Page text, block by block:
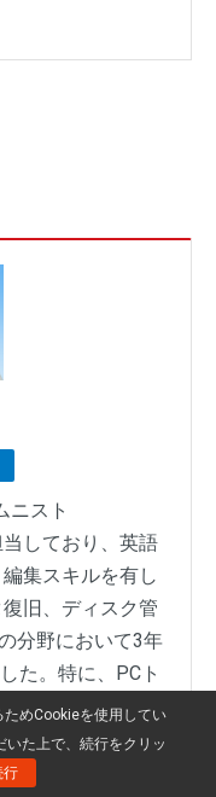
ニスト
しており、英語
集スキルを有し
旧、ディスク管
分野において3年
た。特に、PCト
アの操作ガイド
の制作を得意と
題を効率的に解
めCookieを使用してい
いた上で、続行をクリッ
行